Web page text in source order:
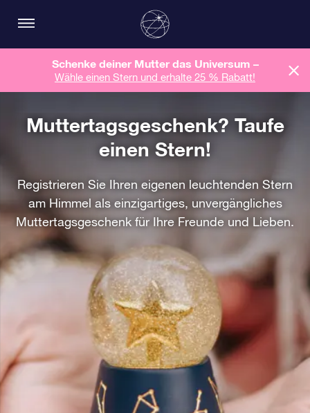
Schenke deiner Mutter das Universum –
Wähle einen Stern und erhalte 25 % Rabatt!
Muttertagsgeschenk? Taufe
einen Stern!
Registrieren Sie Ihren eigenen leuchtenden Stern
am Himmel als einzigartiges, unvergängliches
Muttertagsgeschenk für Ihre Freunde und Lieben.